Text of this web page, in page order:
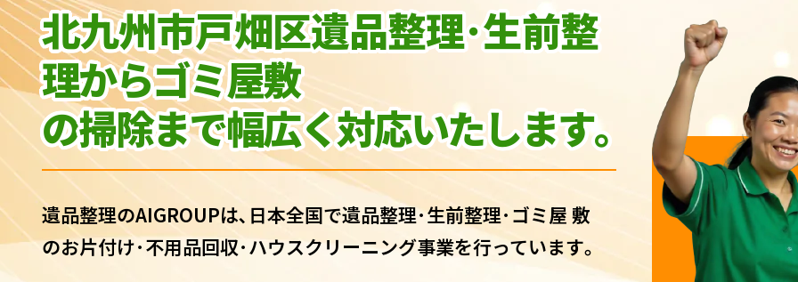
北九州市戸畑区遺品整理･生前整
理からゴミ屋敷
の掃除まで幅広く対応いたします｡
遺品整理のAIGROUPは､日本全国で遺品整理･生前整理･ゴミ屋 敷
のお片付け･不用品回収･ハウスクリーニング事業を行っています｡